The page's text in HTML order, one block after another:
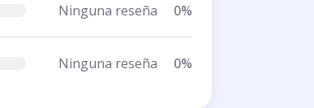
Ninguna reseña 0%
Ninguna reseña 0%